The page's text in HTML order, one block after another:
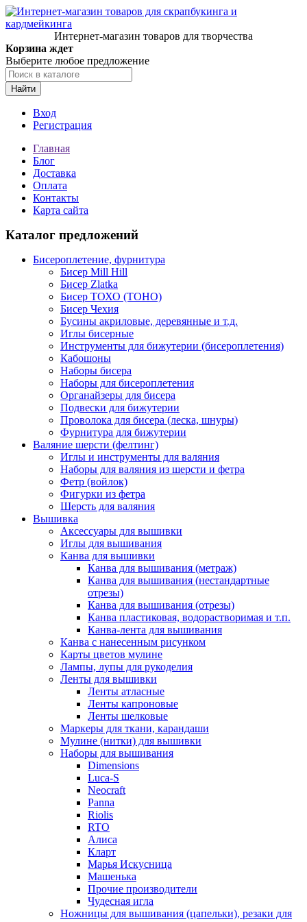
Интернет-магазин товаров для творчества
Корзина ждет
Выберите любое предложение
Найти
Вход
Регистрация
Главная
Блог
Доставка
Оплата
Контакты
Карта сайта
Каталог предложений
Бисероплетение, фурнитура
Бисер Mill Hill
Бисер Zlatka
Бисер ТОХО (TOHO)
Бисер Чехия
Бусины акриловые, деревянные и т.д.
Иглы бисерные
Инструменты для бижутерии (бисероплетения)
Кабошоны
Наборы бисера
Наборы для бисероплетения
Органайзеры для бисера
Подвески для бижутерии
Проволока для бисера (леска, шнуры)
Фурнитура для бижутерии
Валяние шерсти (фелтинг)
Иглы и инструменты для валяния
Наборы для валяния из шерсти и фетра
Фетр (войлок)
Фигурки из фетра
Шерсть для валяния
Вышивка
Аксессуары для вышивки
Иглы для вышивания
Канва для вышивки
Канва для вышивания (метраж)
Канва для вышивания (нестандартные
отрезы)
Канва для вышивания (отрезы)
Канва пластиковая, водорастворимая и т.п.
Канва-лента для вышивания
Канва с нанесенным рисунком
Карты цветов мулине
Лампы, лупы для рукоделия
Ленты для вышивки
Ленты атласные
Ленты капроновые
Ленты шелковые
Маркеры для ткани, карандаши
Мулине (нитки) для вышивки
Наборы для вышивания
Dimensions
Luca-S
Neocraft
Panna
Riolis
RTO
Алиса
Кларт
Марья Искусница
Машенька
Прочие производители
Чудесная игла
Ножницы для вышивания (цапельки), резаки для